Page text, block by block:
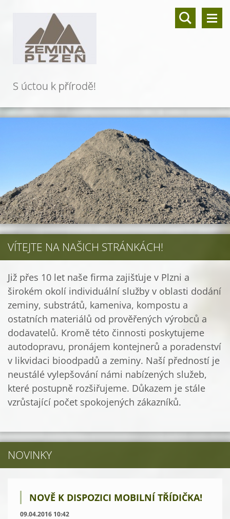
S úctou k přírodě!
VÍTEJTE NA NAŠICH STRÁNKÁCH!
Již přes 10 let naše firma zajišťuje v Plzni a
širokém okolí individuální služby v oblasti dodání
zeminy, substrátů, kameniva, kompostu a
ostatních materiálů od prověřených výrobců a
dodavatelů. Kromě této činnosti poskytujeme
autodopravu, pronájem kontejnerů a poradenství
v likvidaci bioodpadů a zeminy. Naší předností je
neustálé vylepšování námi nabízených služeb,
které postupně rozšiřujeme. Důkazem je stále
vzrůstající počet spokojených zákazníků.
NOVINKY
NOVĚ K DISPOZICI MOBILNÍ TŘÍDIČKA!
09.04.2016 10:42